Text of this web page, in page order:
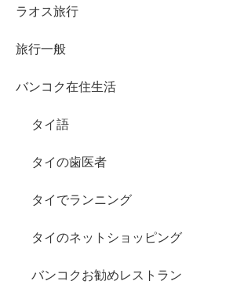
ラオス旅行
旅行一般
バンコク在住生活
タイ語
タイの歯医者
タイでランニング
タイのネットショッピング
バンコクお勧めレストラン